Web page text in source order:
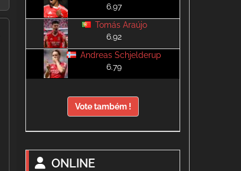
6.97
Tomás Araújo
6.92
Andreas Schjelderup
6.79
Vote também !
ONLINE